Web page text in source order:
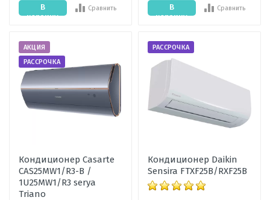
В
корзину
Сравнить
В
корзину
Сравнить
АКЦИЯ
РАССРОЧКА
Кондиционер Casarte
CAS25MW1/R3-B /
1U25MW1/R3 serya
Triano
РАССРОЧКА
Кондиционер Daikin
Sensira FTXF25B/RXF25B